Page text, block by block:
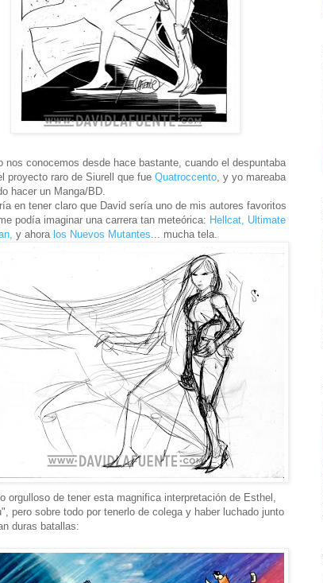
nos conocemos desde hace bastante, cuando el despuntaba
proyecto raro de Siurell que fue Quatroccento, y yo mareaba
hacer un Manga/BD.
en tener claro que David sería uno de mis autores favoritos
podía imaginar una carrera tan meteórica: Hellcat, Ultimate
y ahora los Nuevos Mutantes... mucha tela.
orgulloso de tener esta magnifica interpretación de Esthel,
pero sobre todo por tenerlo de colega y haber luchado junto
duras batallas: